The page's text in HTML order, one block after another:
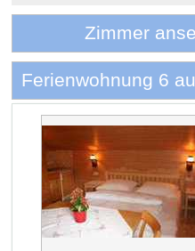
Zimmer
Ferienwohnung 6